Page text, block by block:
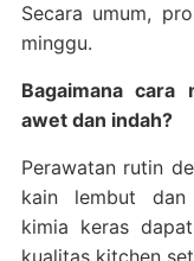
Secara umum,
minggu.
Bagaimana
awet dan indah?
Perawatan rutin
kain lembut dan
kimia keras
kualitas kitchen